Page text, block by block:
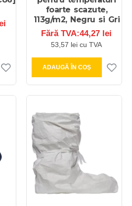
foarte scazute,
113g/m2, Negru si Gri
Fără TVA:44,27 lei
53,57 lei cu TVA
ADAUGĂ ÎN COŞ